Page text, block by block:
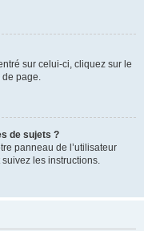
sur celui-ci, cliquez sur le
de page.
de sujets ?
panneau de l’utilisateur
suivez les instructions.